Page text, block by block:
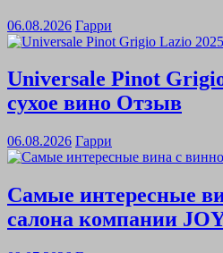
06.08.2026 Гарри
Universale Pinot
сухое вино Отзыв
06.08.2026 Гарри
Самые интересные
салона компании